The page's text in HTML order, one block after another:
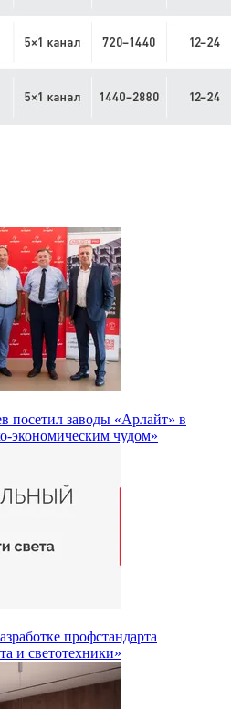
посетил заводы «Арлайт» в
экономическим чудом»
профстандарта
и светотехники»